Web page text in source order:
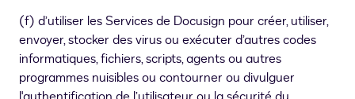
(f) d’utiliser les Services de Docusign pour créer, utiliser,
envoyer, stocker des virus ou exécuter d’autres codes
informatiques, fichiers, scripts, agents ou autres
programmes nuisibles ou contourner ou divulguer